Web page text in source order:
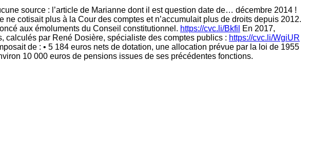
source : l’article de Marianne dont il est question date de… décembre 2014 !
cotisait plus à la Cour des comptes et n’accumulait plus de droits depuis 2012.
aux émoluments du Conseil constitutionnel. https://cvc.li/Bkfil
En 2017,
calculés par René Dosière, spécialiste des comptes publics : https://cvc.li/WgiUR
de : • 5 184 euros nets de dotation, une allocation prévue par la loi de 1955
10 000 euros de pensions issues de ses précédentes fonctions.